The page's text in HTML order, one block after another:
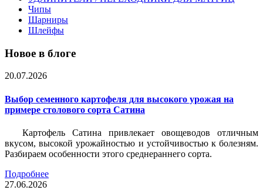
Чипы
Шарниры
Шлейфы
Новое в блоге
20.07.2026
Выбор семенного картофеля для высокого урожая на
примере столового сорта Сатина
Картофель Сатина привлекает овощеводов отличным
вкусом, высокой урожайностью и устойчивостью к болезням.
Разбираем особенности этого среднераннего сорта.
Подробнее
27.06.2026